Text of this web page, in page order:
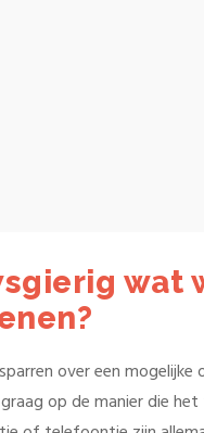
wat
over een
op de manier die